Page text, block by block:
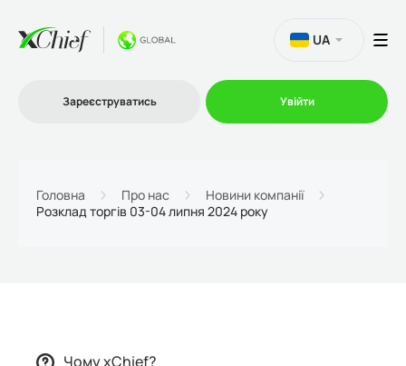
UA
Зареєструватись Увійти
Головна Про нас
Новини компанії
Розклад торгів 03-04 липня 2024 року
Чому xChief?